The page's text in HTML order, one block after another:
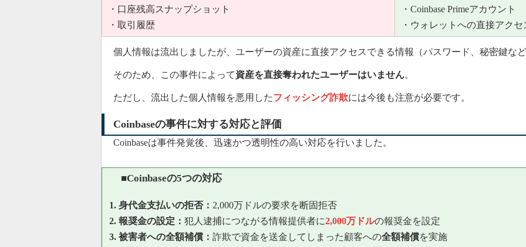
・口座残高スナップショット
・取引履歴
・Coinbase Primeアカウント
・ウォレットへの直接アクセ
個人情報は流出しましたが、ユーザーの資産に直接アクセスできる情報（パスワード、秘密鍵な
そのため、この事件によって資産を直接奪われたユーザーはいません。
ただし、流出した個人情報を悪用したフィッシング詐欺には今後も注意が必要です。
Coinbaseの事件に対する対応と評価
Coinbaseは事件発覚後、迅速かつ透明性の高い対応を行いました。
■Coinbaseの5つの対応
1. 身代金支払いの拒否： 2,000万ドルの要求を断固拒否
2. 報奨金の設定： 犯人逮捕につながる情報提供者に2,000万ドルの報奨金を設定
3. 被害者への全額補償： 詐欺で資金を送金してしまった顧客への全額補償を実施